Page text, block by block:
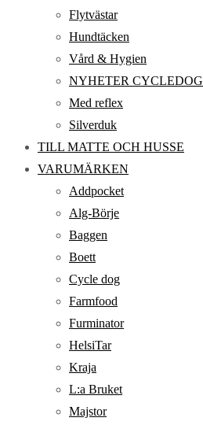
Flytvästar
Hundtäcken
Vård & Hygien
NYHETER CYCLEDOG
Med reflex
Silverduk
TILL MATTE OCH HUSSE
VARUMÄRKEN
Addpocket
Alg-Börje
Baggen
Boett
Cycle dog
Farmfood
Furminator
HelsiTar
Kraja
L:a Bruket
Majstor